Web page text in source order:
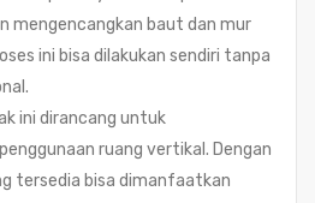
mengencangkan baut dan mur
ini bisa dilakukan sendiri tanpa
ini dirancang untuk
ruang vertikal. Dengan
tersedia bisa dimanfaatkan